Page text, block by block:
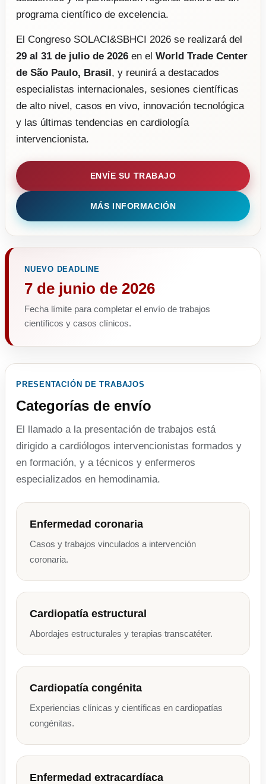
programa científico de excelencia.
El Congreso SOLACI&SBHCI 2026 se realizará del
29 al 31 de julio de 2026 en el World Trade Center
de São Paulo, Brasil , y reunirá a destacados
especialistas internacionales, sesiones científicas
de alto nivel, casos en vivo, innovación tecnológica
y las últimas tendencias en cardiología
intervencionista.
ENVÍE SU TRABAJO
MÁS INFORMACIÓN
NUEVO DEADLINE
7 de junio de 2026
Fecha límite para completar el envío de trabajos
científicos y casos clínicos.
PRESENTACIÓN DE TRABAJOS
Categorías de envío
El llamado a la presentación de trabajos está
dirigido a cardiólogos intervencionistas formados y
en formación, y a técnicos y enfermeros
especializados en hemodinamia.
Enfermedad coronaria
Casos y trabajos vinculados a intervención
coronaria.
Cardiopatía estructural
Abordajes estructurales y terapias transcatéter.
Cardiopatía congénita
Experiencias clínicas y científicas en cardiopatías
congénitas.
Enfermedad extracardíaca